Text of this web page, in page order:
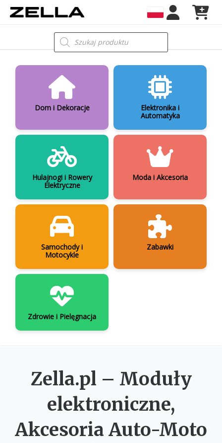
Skip
Wyszukiwarka
produktów
Dom i Dekoracje
Elektronika i
Automatyka
Hulajnogi i Rowery
Elektryczne
Moda i Akcesoria
Samochody i
Motocykle
Zabawki
Zdrowie i Pielęgnacja
Zella.pl – Moduły
elektroniczne,
Akcesoria Auto-Moto